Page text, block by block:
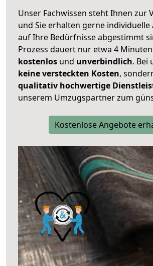
Unser Fachwissen steht Ihnen zur
und Sie erhalten gerne individuelle
auf Ihre Bedürfnisse abgestimmt
Prozess dauert nur etwa 4
kostenlos und unverbindlich. Bei
keine versteckten Kosten,
qualitativ hochwertige
unserem Umzugspartner zum
Kostenlose Angebote